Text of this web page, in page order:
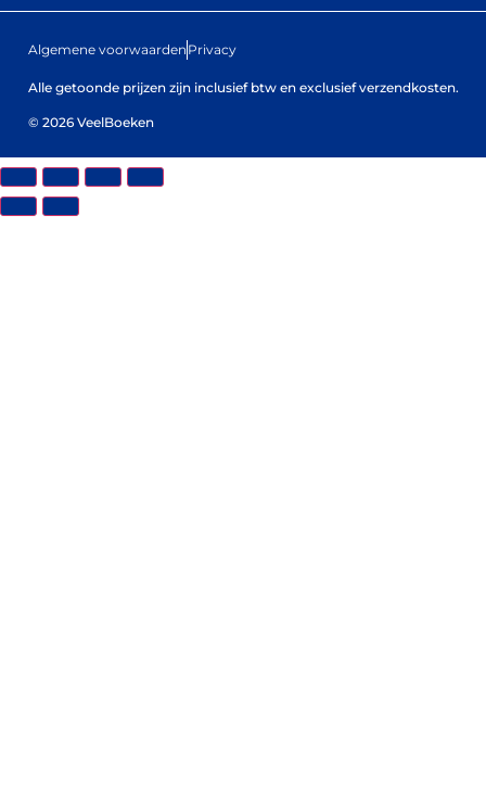
Algemene voorwaarden Privacy
Alle getoonde prijzen zijn inclusief btw en exclusief verzendkosten.
© 2026 VeelBoeken